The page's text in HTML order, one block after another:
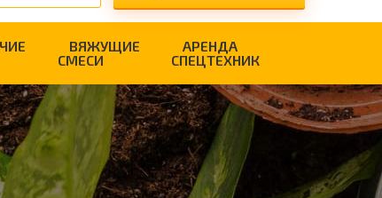
ВЯЖУЩИЕ
СМЕСИ
АРЕНДА
СПЕЦТЕХНИК